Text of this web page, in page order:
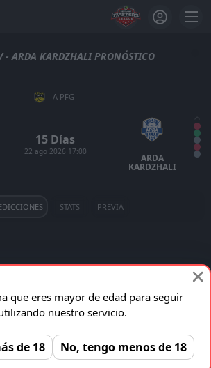
- ARDA KARDZHALI PRONÓSTICO
A PFG
15 Días
22 ago 2026 17:00
ARDA
KARDZHALI
STATS PREVIA
VIVO
anuncios! Lokomotiv Plovdiv - Arda Kardzhali
que eres mayor de edad para seguir
nuestro servicio.
de 18 No, tengo menos de 18